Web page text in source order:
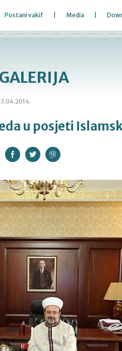
Postani vakif Media
u posjeti